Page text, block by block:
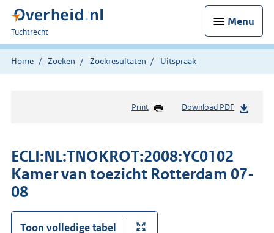
Menu
U
bent
hier:
Tuchtrecht
Home Zoeken Zoekresultaten Uitspraak
Print Download PDF
ECLI:NL:TNOKROT:2008:YC0102
Kamer van toezicht Rotterdam 07-
08
Toon volledige tabel